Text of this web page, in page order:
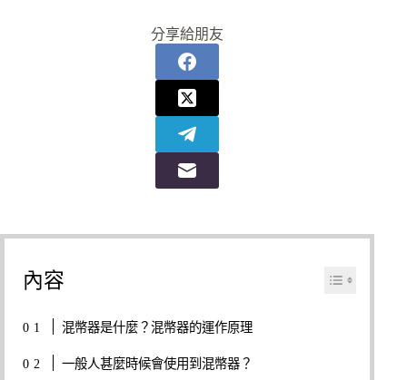
分享給朋友
內容
混幣器是什麼？混幣器的運作原理
一般人甚麼時候會使用到混幣器？